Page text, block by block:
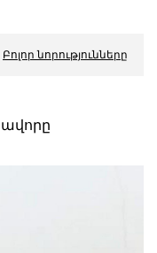
Բոլոր նորությունները